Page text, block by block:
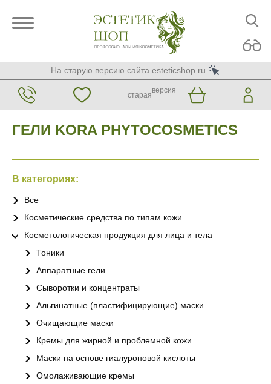
На старую версию сайта esteticshop.ru
старая
версия
ГЕЛИ KORA PHYTOCOSMETICS
В категориях:
Все
Косметические средства по типам кожи
Косметологическая продукция для лица и тела
Тоники
Аппаратные гели
Сыворотки и концентраты
Альгинатные (пластифицирующие) маски
Очищающие маски
Кремы для жирной и проблемной кожи
Маски на основе гиалуроновой кислоты
Омолаживающие кремы